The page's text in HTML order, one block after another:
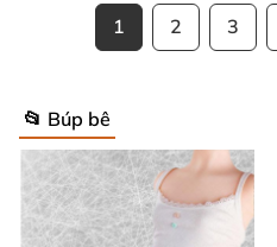
1 2 3
📂 Búp bê